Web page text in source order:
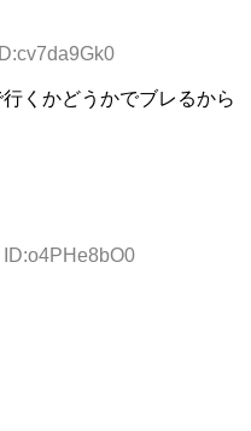
くかどうかでブレるから